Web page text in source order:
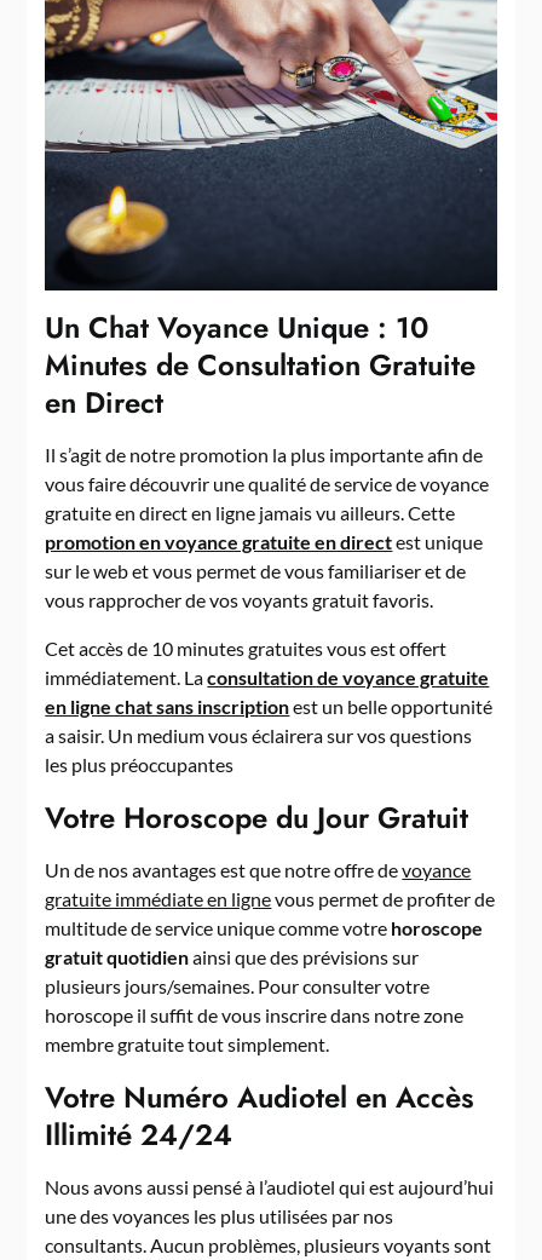
Un Chat Voyance Unique : 10
Minutes de Consultation Gratuite
en Direct
Il s’agit de notre promotion la plus importante afin de
vous faire découvrir une qualité de service de voyance
gratuite en direct en ligne jamais vu ailleurs. Cette
promotion en voyance gratuite en directest unique
sur le web et vous permet de vous familiariser et de
vous rapprocher de vos voyants gratuit favoris.
Cet accès de 10 minutes gratuites vous est offert
immédiatement. Laconsultation de voyance gratuite
en ligne chat sans inscriptionest un belle opportunité
a saisir. Un medium vous éclairera sur vos questions
les plus préoccupantes
Votre Horoscope du Jour Gratuit
Un de nos avantages est que notre offre devoyance
gratuite immédiate en lignevous permet de profiter de
multitude de service unique comme votre horoscope
gratuit quotidienainsi que des prévisions sur
plusieurs jours/semaines. Pour consulter votre
horoscope il suffit de vous inscrire dans notre zone
membre gratuite tout simplement.
Votre Numéro Audiotel en Accès
Illimité 24/24
Nous avons aussi pensé à l’audiotel qui est aujourd’hui
une des voyances les plus utilisées par nos
consultants. Aucun problèmes, plusieurs voyants sont